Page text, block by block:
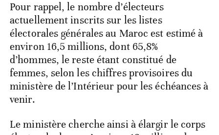
Pour rappel, le nombre d’électeurs
actuellement inscrits sur les listes
électorales générales au Maroc est estimé à
environ 16,5 millions, dont 65,8%
d’hommes, le reste étant constitué de
femmes, selon les chiffres provisoires du
ministère de l’Intérieur pour les échéances à
venir.
Le ministère cherche ainsi à élargir le corps